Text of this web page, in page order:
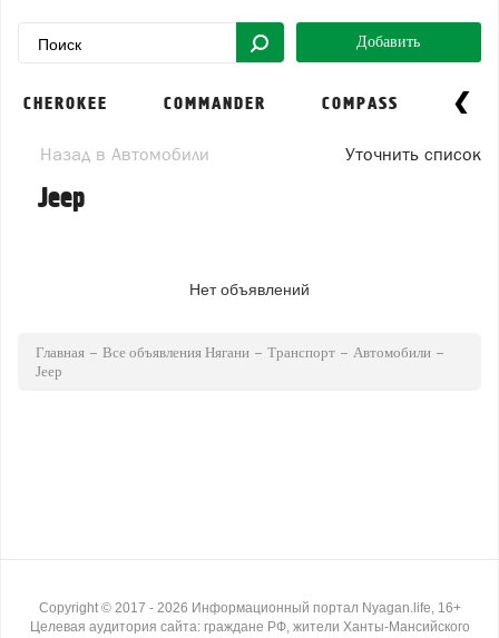
Добавить
CHEROKEE COMMANDER COMPASS
Назад в Автомобили Уточнить список
Jeep
Нет объявлений
Главная Все объявления Нягани Транспорт
Автомобили
Jeep
Copyright © 2017 - 2026 Информационный портал Nyagan.life, 16+
Целевая аудитория сайта: граждане РФ, жители Ханты-Мансийского